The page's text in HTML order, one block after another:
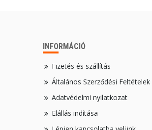
INFORMÁCIÓ
Fizetés és szállítás
Általános Szerződési Feltételek
Adatvédelmi nyilatkozat
Elállás indítása